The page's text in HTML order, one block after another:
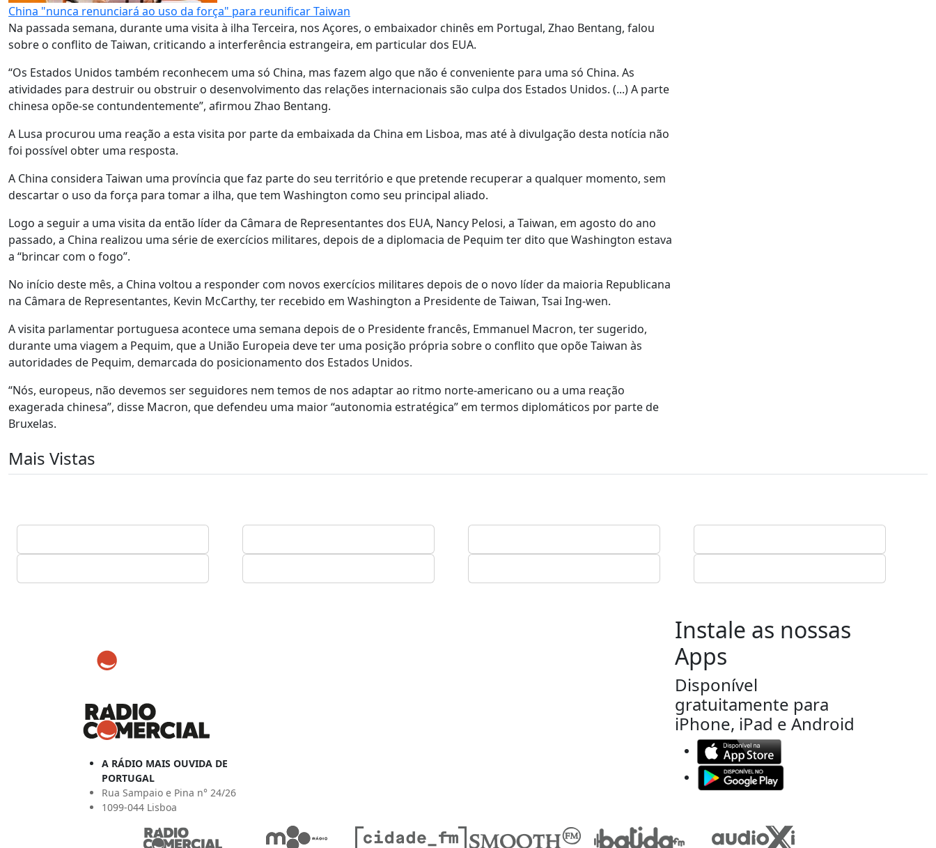
China "nunca renunciará ao uso da força" para reunificar Taiwan
Na passada semana, durante uma visita à ilha Terceira, nos Açores, o embaixador chinês em Portugal, Zhao Bentang, falou
sobre o conflito de Taiwan, criticando a interferência estrangeira, em particular dos EUA.
“Os Estados Unidos também reconhecem uma só China, mas fazem algo que não é conveniente para uma só China. As
atividades para destruir ou obstruir o desenvolvimento das relações internacionais são culpa dos Estados Unidos. (...) A parte
chinesa opõe-se contundentemente”, afirmou Zhao Bentang.
A Lusa procurou uma reação a esta visita por parte da embaixada da China em Lisboa, mas até à divulgação desta notícia não
foi possível obter uma resposta.
A China considera Taiwan uma província que faz parte do seu território e que pretende recuperar a qualquer momento, sem
descartar o uso da força para tomar a ilha, que tem Washington como seu principal aliado.
Logo a seguir a uma visita da então líder da Câmara de Representantes dos EUA, Nancy Pelosi, a Taiwan, em agosto do ano
passado, a China realizou uma série de exercícios militares, depois de a diplomacia de Pequim ter dito que Washington estava
a “brincar com o fogo”.
No início deste mês, a China voltou a responder com novos exercícios militares depois de o novo líder da maioria Republicana
na Câmara de Representantes, Kevin McCarthy, ter recebido em Washington a Presidente de Taiwan, Tsai Ing-wen.
A visita parlamentar portuguesa acontece uma semana depois de o Presidente francês, Emmanuel Macron, ter sugerido,
durante uma viagem a Pequim, que a União Europeia deve ter uma posição própria sobre o conflito que opõe Taiwan às
autoridades de Pequim, demarcada do posicionamento dos Estados Unidos.
“Nós, europeus, não devemos ser seguidores nem temos de nos adaptar ao ritmo norte-americano ou a uma reação
exagerada chinesa”, disse Macron, que defendeu uma maior “autonomia estratégica” em termos diplomáticos por parte de
Bruxelas.
Mais Vistas
A RÁDIO MAIS OUVIDA DE
PORTUGAL
Rua Sampaio e Pina n° 24/26
1099-044 Lisboa
Instale as nossas
Apps
Disponível
gratuitamente para
iPhone, iPad e Android